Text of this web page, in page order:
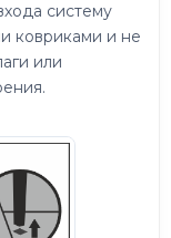
систему
ковриками и не
или